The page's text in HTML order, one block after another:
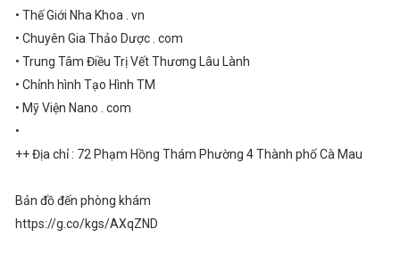
• Thế Giới Nha Khoa . vn
• Chuyên Gia Thảo Dược . com
• Trung Tâm Điều Trị Vết Thương Lâu Lành
• Chỉnh hình Tạo Hình TM
• Mỹ Viện Nano . com
•
++ Địa chỉ : 72 Phạm Hồng Thám Phường 4 Thành phố Cà Mau
Bản đồ đến phòng khám
https://g.co/kgs/AXqZND